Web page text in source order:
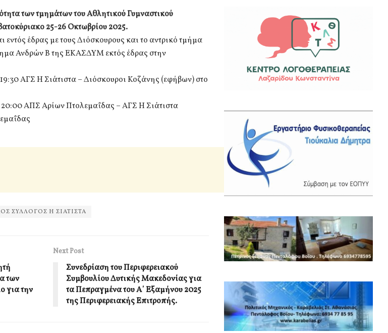
των τμημάτων του Αθλητικού Γυμναστικού
25-26 Οκτωβρίου 2025.
έδρας με τους Διόσκουρους και το αντρικό τμήμα
Ανδρών Β της ΕΚΑΣΔΥΜ εκτός έδρας στην
ΑΓΣ Η Σιάτιστα – Διόσκουροι Κοζάνης (εφήβων) στο
ΑΠΣ Αρίων Πτολεμαΐδας – ΑΓΣ Η Σιάτιστα
ΣΥΛΛΟΓΟΣ Η ΣΙΑΤΙΣΤΑ
των
για την
Next Post
Συνεδρίαση του Περιφερειακού
Συμβουλίου Δυτικής Μακεδονίας για
τα Πεπραγμένα του Α΄ Εξαμήνου 2025
της Περιφερειακής Επιτροπής.